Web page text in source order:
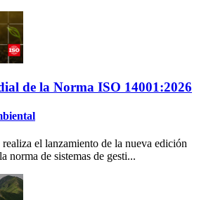
de la Norma ISO 14001:2026
el lanzamiento de la nueva edición
norma de sistemas de gesti...